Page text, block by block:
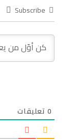
Subscribe
0تعليقات